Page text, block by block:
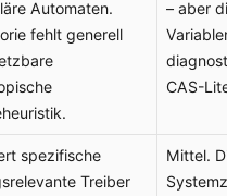
Automaten.
fehlt generell
– aber
CAS-
spezifische
Treiber
Mittel.